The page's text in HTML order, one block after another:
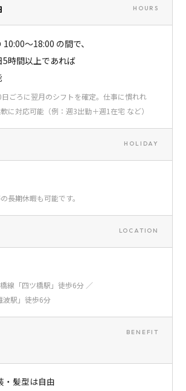
HOURS
〜18:00 の間で、
時間以上であれば
ごろに翌月のシフトを確定。仕事に慣れれ
に対応可能（例：週3出勤＋週1在宅 など）
HOLIDAY
長期休暇も可能です。
LOCATION
線「四ツ橋駅」徒歩6分 ／
波駅」徒歩6分
BENEFIT
・髪型は自由